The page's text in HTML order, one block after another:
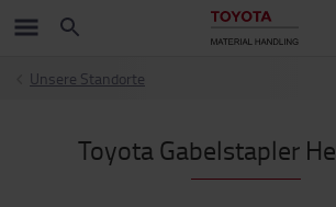
Unsere Standorte
Toyota Gabelstapler